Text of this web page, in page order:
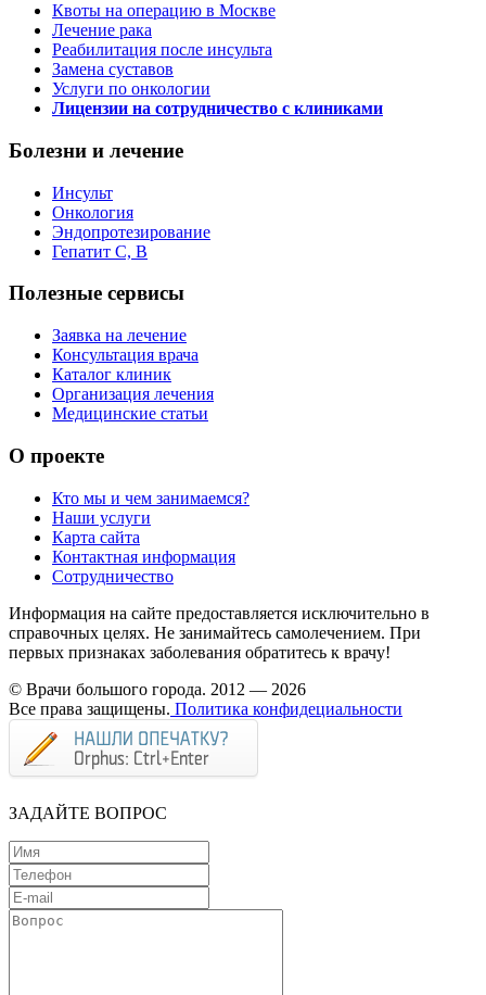
Квоты на операцию в Москве
Лечение рака
Реабилитация после инсульта
Замена суставов
Услуги по онкологии
Лицензии на сотрудничество с клиниками
Болезни и лечение
Инсульт
Онкология
Эндопротезирование
Гепатит C, B
Полезные сервисы
Заявка на лечение
Консультация врача
Каталог клиник
Организация лечения
Медицинские статьи
О проекте
Кто мы и чем занимаемся?
Наши услуги
Карта сайта
Контактная информация
Сотрудничество
Информация на сайте предоставляется исключительно в
справочных целях. Не занимайтесь самолечением. При
первых признаках заболевания обратитесь к врачу!
© Врачи большого города. 2012 — 2026
Все права защищены. Политика конфидециальности
ЗАДАЙТЕ ВОПРОС